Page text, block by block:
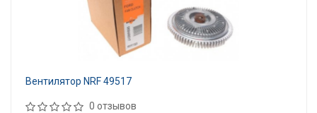
Вентилятор NRF 49517
0 отзывов